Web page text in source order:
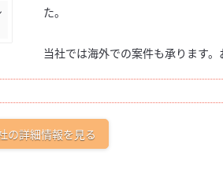
た。
当社では海外での案件も承ります。
の詳細情報を見る